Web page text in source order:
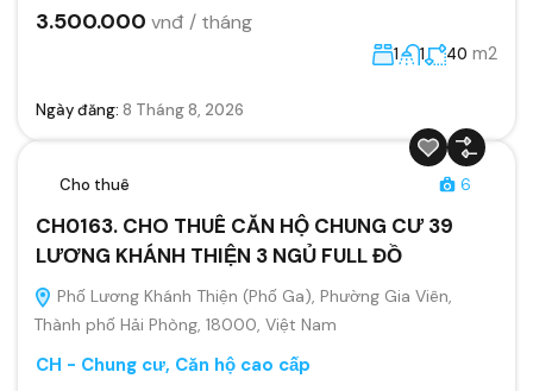
3.500.000 vnđ / tháng
1 1 40 m2
Ngày đăng: 8 Tháng 8, 2026
Cho thuê 6
CH0163. CHO THUÊ CĂN HỘ CHUNG CƯ 39
LƯƠNG KHÁNH THIỆN 3 NGỦ FULL ĐỒ
Phố Lương Khánh Thiện (Phố Ga), Phường Gia Viên,
Thành phố Hải Phòng, 18000, Việt Nam
CH - Chung cư, Căn hộ cao cấp